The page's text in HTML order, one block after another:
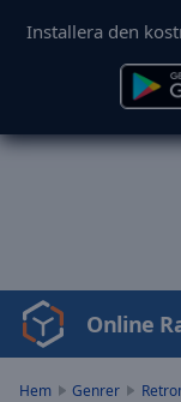
Installera den
Video
Player
Online
Hem Genrer